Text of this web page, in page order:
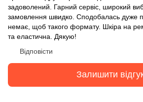
задоволений. Гарний сервіс, широкий
замовлення швидко. Сподобалась дуже
немає, щоб такого формату. Шкіра на
та еластична. Дякую!
Відповісти
Залишити